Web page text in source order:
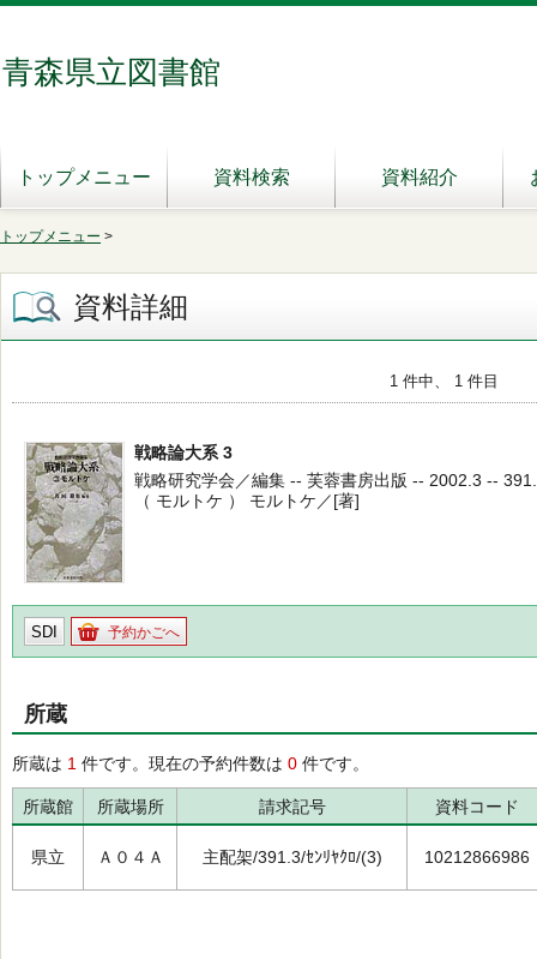
青森県立図書館
トップメニュー 資料検索 資料紹介
トップメニュー >
資料詳細
1 件中、 1 件目
戦略論大系 3
戦略研究学会／編集 -- 芙蓉書房出版 -- 2002.3 --
（ モルトケ ） モルトケ／[著]
SDI 予約かごへ
所蔵
所蔵は 1 件です。現在の予約件数は 0 件です。
所蔵館 所蔵場所 請求記号 資料コード
県立 Ａ０４Ａ 主配架/391.3/ｾﾝﾘﾔｸﾛ/(3) 10212866986